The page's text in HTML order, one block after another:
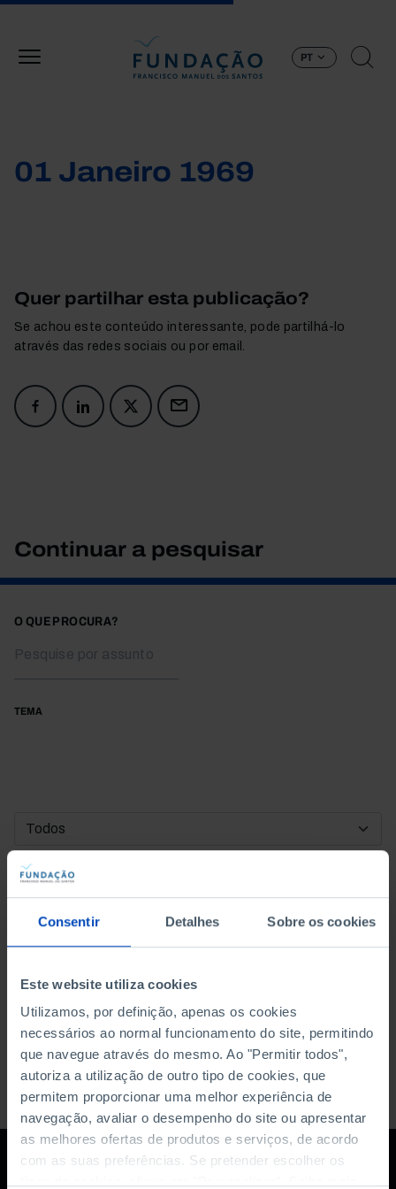
Consentir Detalhes Sobre os cookies
Este website utiliza cookies
Utilizamos, por definição, apenas os cookies
necessários ao normal funcionamento do site, permitindo
que navegue através do mesmo. Ao "Permitir todos",
autoriza a utilização de outro tipo de cookies, que
permitem proporcionar uma melhor experiência de
navegação, avaliar o desempenho do site ou apresentar
as melhores ofertas de produtos e serviços, de acordo
com as suas preferências. Se pretender escolher os
PT
01 Janeiro 1969
Quer partilhar esta publicação?
Se achou este conteúdo interessante, pode partilhá-lo
através das redes sociais ou por email.
Continuar a pesquisar
O QUE PROCURA?
TEMA
DATA DE INÍCIO
DATA DE FIM